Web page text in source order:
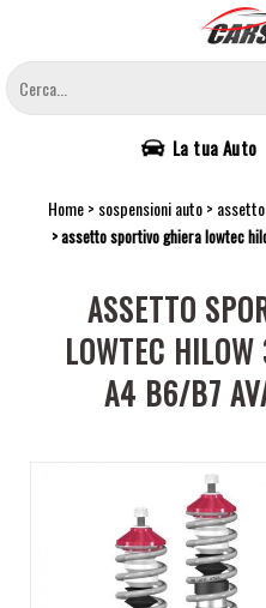
contenuto
principale
La tuaAuto
Home sospensioni auto
assetto sportivo ghiera lowtec
ASSETTO
LOWTEC
A4 B6/B7